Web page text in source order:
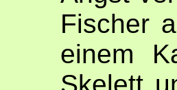
Fischer
einem